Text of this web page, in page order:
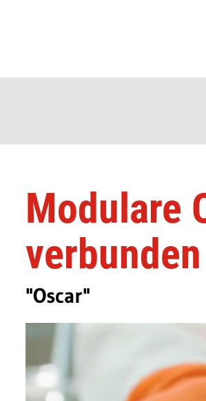
Modulare
"Oscar"